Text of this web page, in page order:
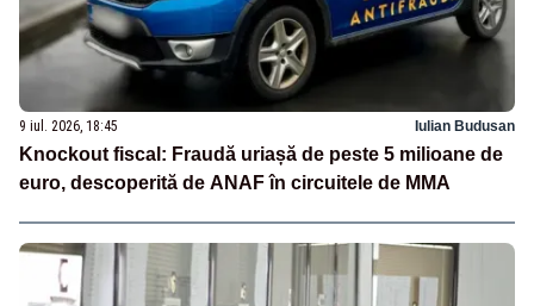
9 iul. 2026, 18:45 Iulian Budusan
Knockout fiscal: Fraudă uriașă de peste 5 milioane de
euro, descoperită de ANAF în circuitele de MMA